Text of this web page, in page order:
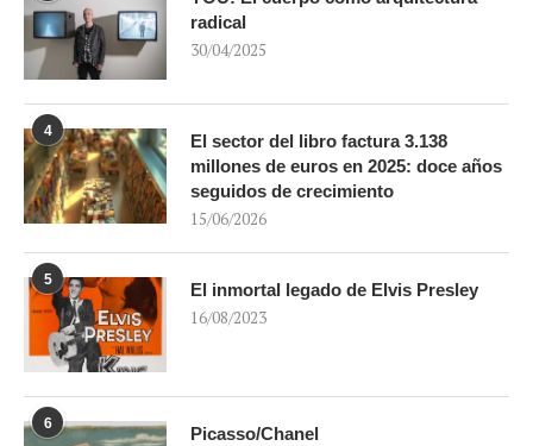
radical
30/04/2025
4
El sector del libro factura 3.138
millones de euros en 2025: doce años
seguidos de crecimiento
15/06/2026
5
El inmortal legado de Elvis Presley
16/08/2023
6
Picasso/Chanel